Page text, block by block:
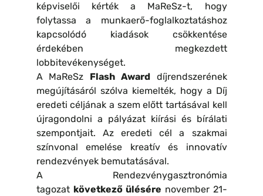
képviselői kérték a MaReSz-t, hogy
folytassa a munkaerő-foglalkoztatáshoz
kapcsolódó kiadások csökkentése
érdekében megkezdett
lobbitevékenységet.
A MaReSz Flash Awarddíjrendszerének
megújításáról szólva kiemelték, hogy a Díj
eredeti céljának a szem előtt tartásával kell
újragondolni a pályázat kiírási és bírálati
szempontjait. Az eredeti cél a szakmai
színvonal emelése kreatív és innovatív
rendezvények bemutatásával.
A Rendezvénygasztronómia
tagozat következő ülésére november 21-